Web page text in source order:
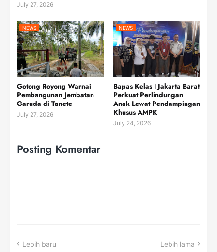
July 27, 2026
NEWS
Gotong Royong Warnai
Pembangunan Jembatan
Garuda di Tanete
July 27, 2026
NEWS
Bapas Kelas I Jakarta Barat
Perkuat Perlindungan
Anak Lewat Pendampingan
Khusus AMPK
July 24, 2026
Posting Komentar
Lebih baru Lebih lama